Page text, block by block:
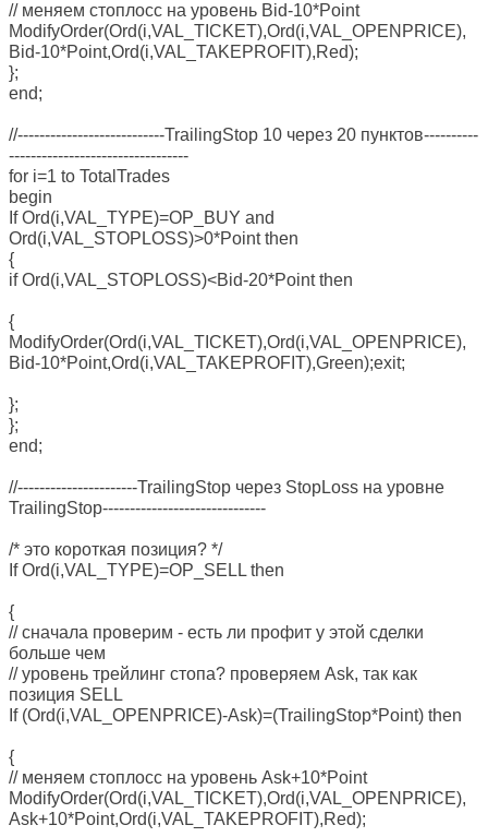
// меняем стоплосс на уровень Bid-10*Point
ModifyOrder(Ord(i,VAL_TICKET),Ord(i,VAL_OPENPRICE),
Bid-10*Point,Ord(i,VAL_TAKEPROFIT),Red);
};
end;
//---------------------------TrailingStop 10 через 20 пунктов----------
---------------------------------
for i=1 to TotalTrades
begin
If Ord(i,VAL_TYPE)=OP_BUY and
Ord(i,VAL_STOPLOSS)>0*Point then
{
if Ord(i,VAL_STOPLOSS)<Bid-20*Point then
{
ModifyOrder(Ord(i,VAL_TICKET),Ord(i,VAL_OPENPRICE),
Bid-10*Point,Ord(i,VAL_TAKEPROFIT),Green);exit;
};
};
end;
//----------------------TrailingStop через StopLoss на уровне
TrailingStop------------------------------
/* это короткая позиция? */
If Ord(i,VAL_TYPE)=OP_SELL then
{
// сначала проверим - есть ли профит у этой сделки
больше чем
// уровень трейлинг стопа? проверяем Ask, так как
позиция SELL
If (Ord(i,VAL_OPENPRICE)-Ask)=(TrailingStop*Point) then
{
// меняем стоплосс на уровень Ask+10*Point
ModifyOrder(Ord(i,VAL_TICKET),Ord(i,VAL_OPENPRICE),
Ask+10*Point,Ord(i,VAL_TAKEPROFIT),Red);